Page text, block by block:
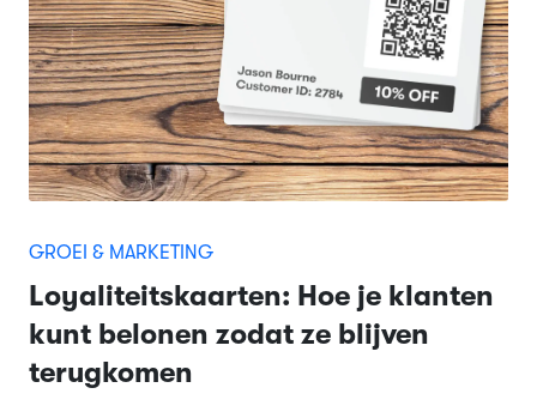
GROEI & MARKETING
Loyaliteitskaarten: Hoe je klanten
kunt belonen zodat ze blijven
terugkomen